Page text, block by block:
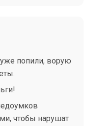
попили, ворую
чтобы нарушат